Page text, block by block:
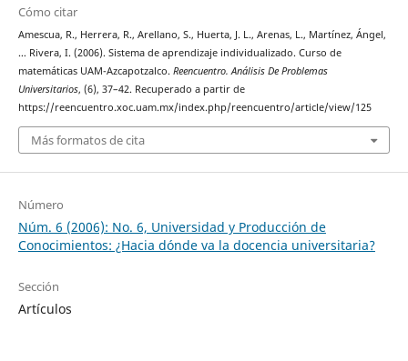
Cómo citar
Amescua, R., Herrera, R., Arellano, S., Huerta, J. L., Arenas, L., Martínez, Ángel,
… Rivera, I. (2006). Sistema de aprendizaje individualizado. Curso de
matemáticas UAM-Azcapotzalco. Reencuentro. Análisis De Problemas
Universitarios, (6), 37–42. Recuperado a partir de
https://reencuentro.xoc.uam.mx/index.php/reencuentro/article/view/125
Más formatos de cita
Número
Núm. 6 (2006): No. 6, Universidad y Producción de
Conocimientos: ¿Hacia dónde va la docencia universitaria?
Sección
Artículos